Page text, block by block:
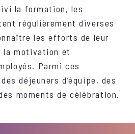
la formation, les
régulièrement diverses
les efforts de leur
la motivation et
Parmi ces
déjeuners d’équipe, des
moments de célébration.